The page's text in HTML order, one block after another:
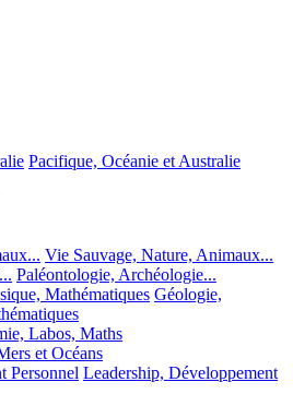
Pacifique, Océanie et Australie
Vie Sauvage, Nature, Animaux...
Paléontologie, Archéologie...
Mathématiques Géologie,
Labos, Maths
et Océans
Personnel Leadership, Développement